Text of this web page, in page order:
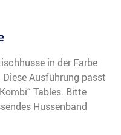
in der Farbe
Ausführung passt
Tables. Bitte
Hussenband